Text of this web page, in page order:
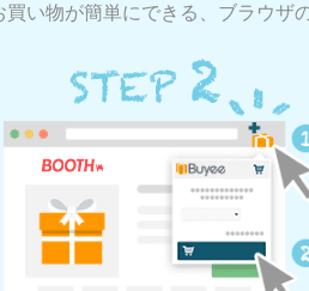
買い物が簡単にできる、ブラウザ